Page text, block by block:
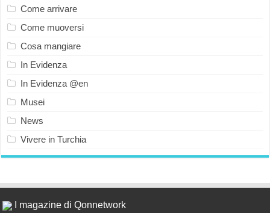
Come arrivare
Come muoversi
Cosa mangiare
In Evidenza
In Evidenza @en
Musei
News
Vivere in Turchia
I magazine di Qonnetwork